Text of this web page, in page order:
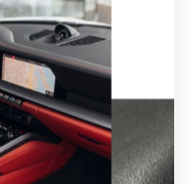
2026/05/09
2026/02/13